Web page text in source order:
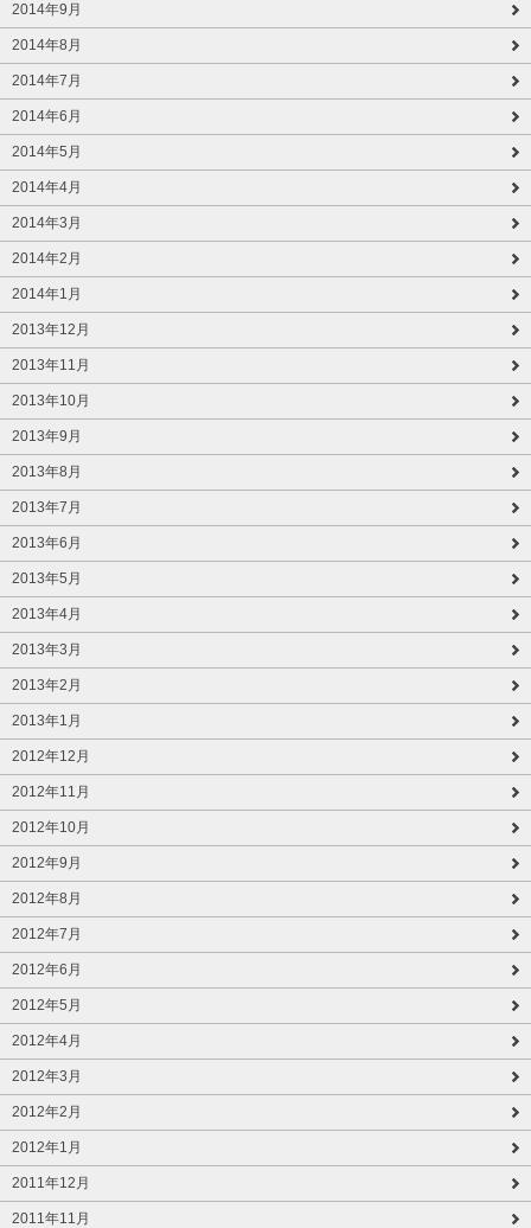
2014年9月
2014年8月
2014年7月
2014年6月
2014年5月
2014年4月
2014年3月
2014年2月
2014年1月
2013年12月
2013年11月
2013年10月
2013年9月
2013年8月
2013年7月
2013年6月
2013年5月
2013年4月
2013年3月
2013年2月
2013年1月
2012年12月
2012年11月
2012年10月
2012年9月
2012年8月
2012年7月
2012年6月
2012年5月
2012年4月
2012年3月
2012年2月
2012年1月
2011年12月
2011年11月